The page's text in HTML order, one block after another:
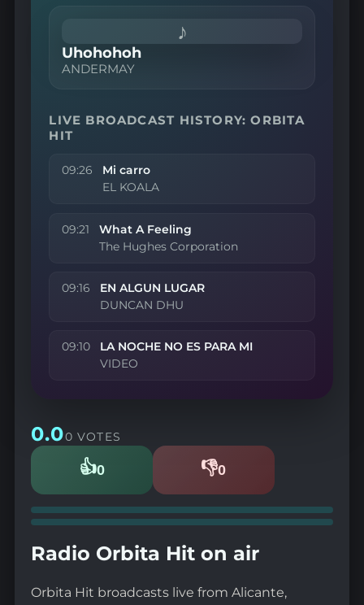
♪
Uhohohoh
ANDERMAY
LIVE BROADCAST HISTORY: ORBITA
HIT
09:26 Mi carro
EL KOALA
09:21 What A Feeling
The Hughes Corporation
09:16 EN ALGUN LUGAR
DUNCAN DHU
09:10 LA NOCHE NO ES PARA MI
VIDEO
0.00 VOTES
👍0
Likes 👎0
Dislikes
Radio Orbita Hit on air
Orbita Hit broadcasts live from Alicante,